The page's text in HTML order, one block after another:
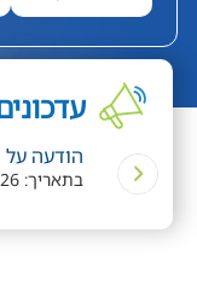
הודעה על
הקהל
בתאריך: 27/07/2026